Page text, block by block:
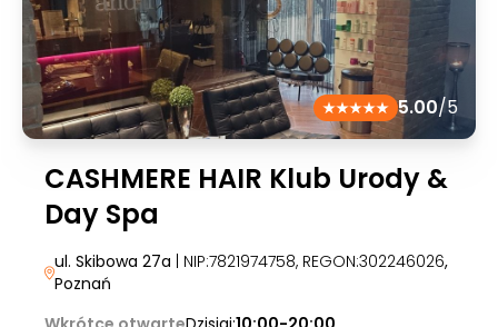
5.00/5
CASHMERE HAIR Klub Urody &
Day Spa
ul. Skibowa 27a | NIP:7821974758, REGON:302246026,
Poznań